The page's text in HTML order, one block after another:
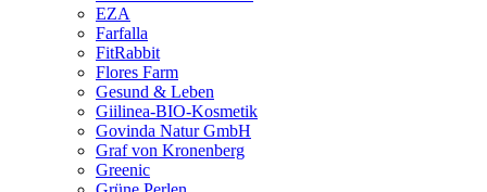
EZA
Farfalla
FitRabbit
Flores Farm
Gesund & Leben
Giilinea-BIO-Kosmetik
Govinda Natur GmbH
Graf von Kronenberg
Greenic